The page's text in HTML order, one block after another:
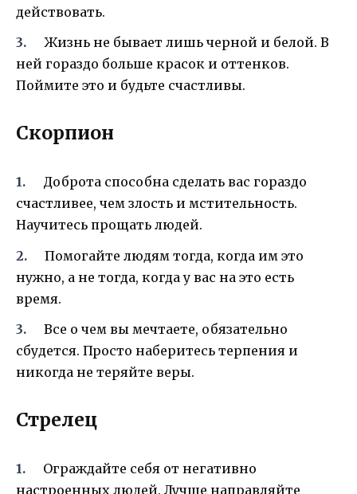
действовать.
Жизнь не бывает лишь черной и белой. В
ней гораздо больше красок и оттенков.
Поймите это и будьте счастливы.
Скорпион
Доброта способна сделать вас гораздо
счастливее, чем злость и мстительность.
Научитесь прощать людей.
Помогайте людям тогда, когда им это
нужно, а не тогда, когда у вас на это есть
время.
Все о чем вы мечтаете, обязательно
сбудется. Просто наберитесь терпения и
никогда не теряйте веры.
Стрелец
Ограждайте себя от негативно
настроенных людей. Лучше направляйте